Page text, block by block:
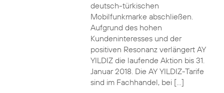
deutsch-türkischen
Mobilfunkmarke abschließen.
Aufgrund des hohen
Kundeninteresses und der
positiven Resonanz verlängert AY
YILDIZ die laufende Aktion bis 31.
Januar 2018. Die AY YILDIZ-Tarife
sind im Fachhandel, bei […]